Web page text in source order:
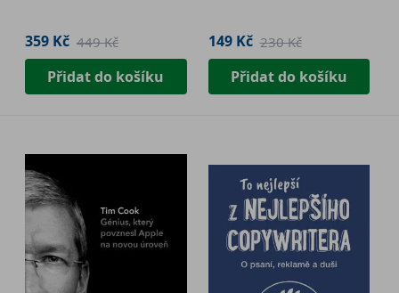
359 Kč 449 Kč
Přidat do košíku
149 Kč 230 Kč
Přidat do košíku